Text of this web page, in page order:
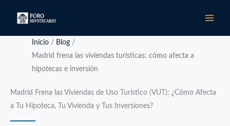
Inicio / Blog /
Madrid frena las viviendas turísticas: cómo afecta a
hipotecas e inversión
Madrid Frena las Viviendas de Uso Turístico (VUT): ¿Cómo Afecta
a Tu Hipoteca, Tu Vivienda y Tus Inversiones?